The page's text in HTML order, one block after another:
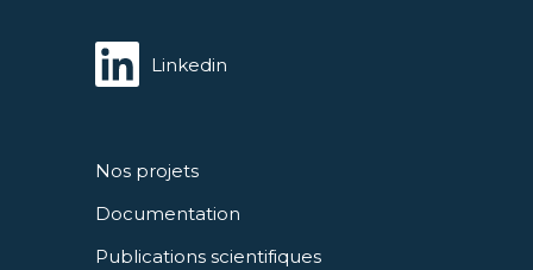
Nos projets
Documentation
Publications scientifiques
Linkedin